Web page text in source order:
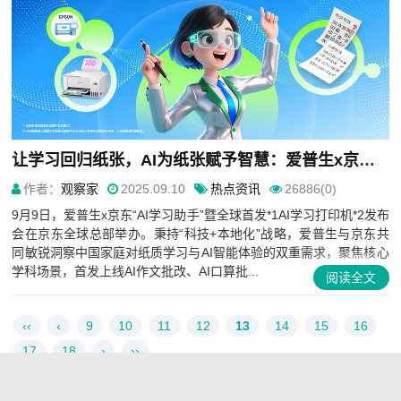
让学习回归纸张，AI为纸张赋予智慧：爱普生x京东AI学习打印机全球首发！
作者：观察家 2025.09.10 热点资讯
26886(0)
9月9日，爱普生x京东“AI学习助手”暨全球首发*1AI学习打印机*2发布
会在京东全球总部举办。秉持“科技+本地化”战略，爱普生与京东共
同敏锐洞察中国家庭对纸质学习与AI智能体验的双重需求，聚焦核心
学科场景，首发上线AI作文批改、AI口算批...
阅读全文
‹‹ ‹ 9 10 11 12 13 14 15
16
17
18 › ››